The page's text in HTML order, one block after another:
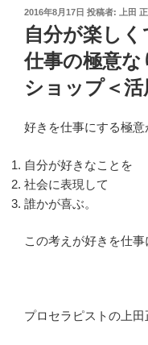
投
稿
日:
2016年8月17日 投稿者: 上田
自分が楽し
仕事の極意な
ショップ＜活
好きを仕事にする極意
自分が好きなことを
社会に表現して
誰かが喜ぶ。
この考えが好きを仕事
プロセラピストの上田